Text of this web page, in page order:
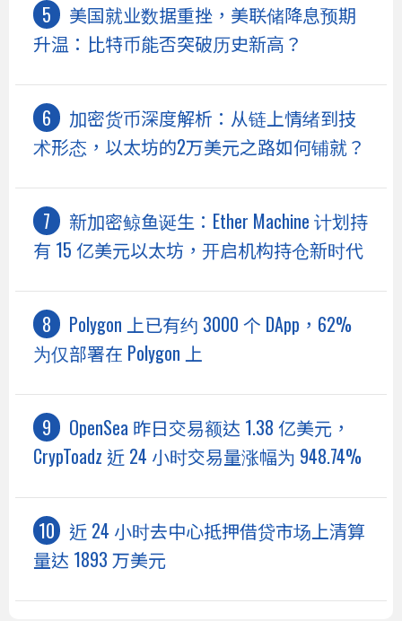
美国就业数据重挫，美联储降息预期
升温：比特币能否突破历史新高？
加密货币深度解析：从链上情绪到技
术形态，以太坊的2万美元之路如何铺就？
新加密鲸鱼诞生：Ether Machine 计划持
有 15 亿美元以太坊，开启机构持仓新时代
Polygon 上已有约 3000 个 DApp，62%
为仅部署在 Polygon 上
OpenSea 昨日交易额达 1.38 亿美元，
CrypToadz 近 24 小时交易量涨幅为 948.74%
近 24 小时去中心抵押借贷市场上清算
量达 1893 万美元